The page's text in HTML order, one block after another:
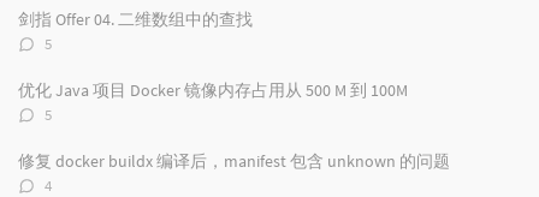
数：
剑指 Offer 04. 二维数组中的查找
评
数：
5
优化 Java 项目 Docker 镜像内存占用从 500 M 到 100M
评
数：
5
修复 docker buildx 编译后，manifest 包含 unknown 的问题
评
4